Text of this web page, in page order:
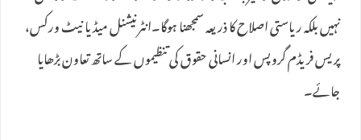
نہیں بلکہ ریاستی اصلاح کا ذریعہ سمجھنا ہوگا۔انٹرنیشنل میڈیا نیٹ ورکس،
پریس فریڈم گروپس اور انسانی حقوق کی تنظیموں کے ساتھ تعاون بڑھایا
جائے۔